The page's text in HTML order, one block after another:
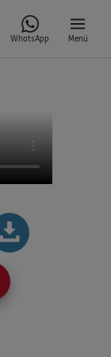
WhatsApp Menü